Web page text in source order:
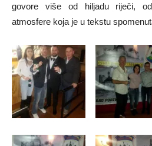
govore više od hiljadu riječi,
atmosfere koja je u tekstu